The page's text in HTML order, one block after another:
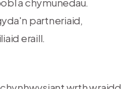
partneriaid,
eraill.